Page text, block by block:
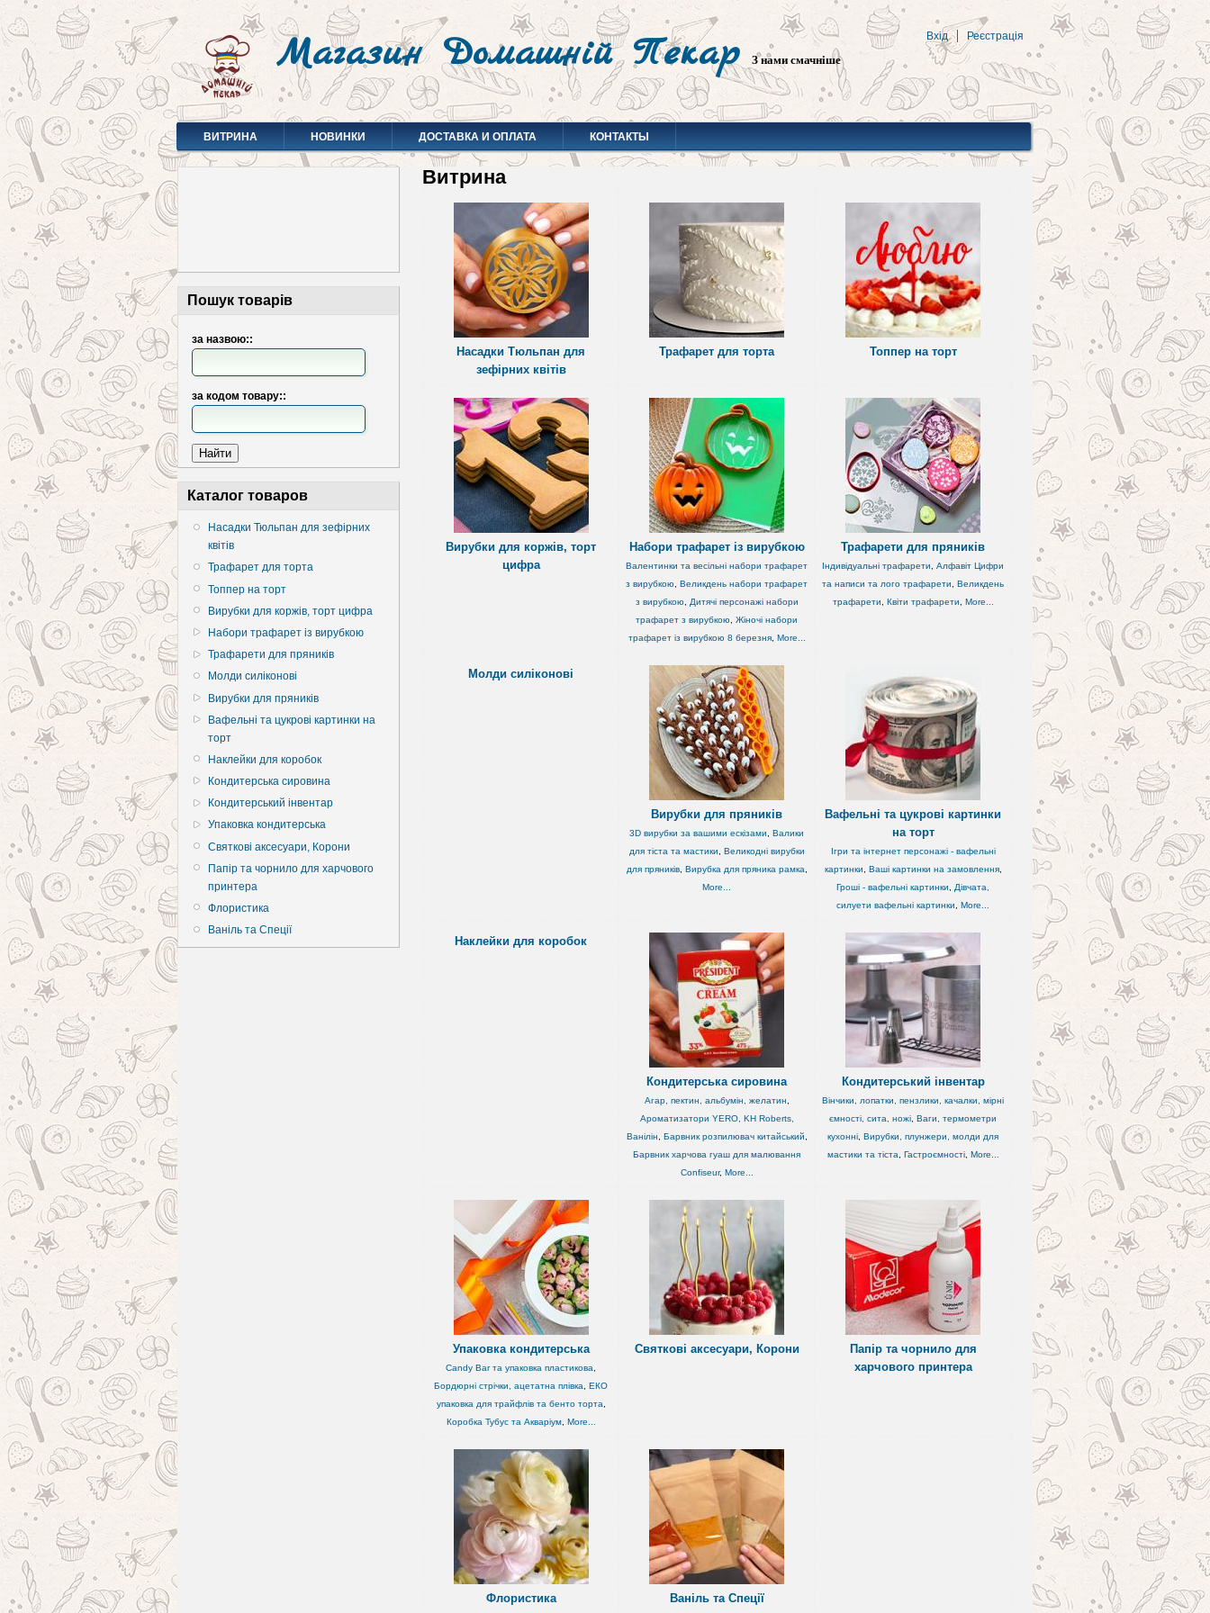
Магазин Домашній Пекар З нами смачніше
Вхід Реєстрація
ВИТРИНА НОВИНКИ ДОСТАВКА И ОПЛАТА КОНТАКТЫ
Пошук товарів
за назвою::
за кодом товару::
Каталог товаров
Насадки Тюльпан для зефірних
квітів
Трафарет для торта
Топпер на торт
Вирубки для коржів, торт цифра
Набори трафарет із вирубкою
Трафарети для пряників
Молди силіконові
Вирубки для пряників
Вафельні та цукрові картинки на
торт
Наклейки для коробок
Кондитерська сировина
Кондитерський інвентар
Упаковка кондитерська
Святкові аксесуари, Корони
Папір та чорнило для харчового
принтера
Флористика
Ваніль та Спеції
Витрина
Насадки Тюльпан для
зефірних квітів
Трафарет для торта Топпер на торт
Вирубки для коржів, торт
цифра
Набори трафарет із вирубкою
Валентинки та весільні набори трафарет
з вирубкою
Великдень набори трафарет
з вирубкою
Дитячі персонажі набори
трафарет з вирубкою
Жіночі набори
трафарет із вирубкою 8 березня, More...
Трафарети для пряників
Індивідуальні трафарети
Алфавіт Цифри
та написи та лого трафарети
Великдень
трафарети
Квіти трафарети More...
Молди силіконові
Вирубки для пряників
3D вирубки за вашими ескізами
Валики
для тіста та мастики
Великодні вирубки
для пряників, Вирубка для пряника рамка
More...
Вафельні та цукрові картинки
на торт
Ігри та інтернет персонажі - вафельні
картинки
Ваші картинки на замовлення,
Гроші - вафельні картинки
Дівчата,
силуети вафельні картинки
More...
Наклейки для коробок
Кондитерська сировина
Агар, пектин, альбумін, желатин
Ароматизатори YERO, KH Roberts,
Ванілін
Барвник розпилювач китайський
Барвник харчова гуаш для малювання
Confiseur, More...
Кондитерський інвентар
Вінчики, лопатки, пензлики, качалки, мірні
ємності, сита, ножі Ваги, термометри
кухонні Вирубки, плунжери, молди для
мастики та тіста
Гастроємності, More...
Упаковка кондитерська
Candy Bar та упаковка пластикова
Бордюрні стрічки, ацетатна плівка
ЕКО
упаковка для трайфлів та бенто торта
Коробка Тубус та Акваріум, More...
Святкові аксесуари, Корони
Папір та чорнило для
харчового принтера
Флористика Ваніль та Спеції